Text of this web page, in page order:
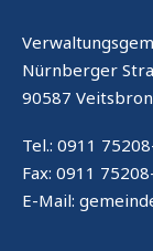
Nürnberger
90587
Tel.: 0911
Fax: 0911
E-Mail: